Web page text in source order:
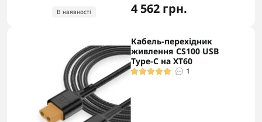
В наявності 4 562 грн.
Кабель-перехідник
живлення CS100 USB
Type-C на XT60
1